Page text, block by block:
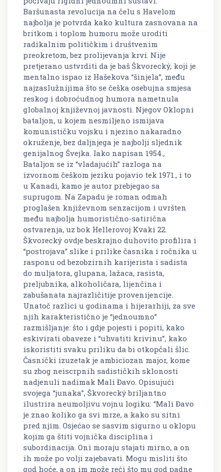
Baršunasta revolucija na čelu s Havelom
najbolja je potvrda kako kultura zasnovana na
britkom i toplom humoru može uroditi
radikalnim političkim i društvenim
preokretom, bez prolijevanja krvi. Nije
pretjerano ustvrditi da je baš Škvorecký, koji je
mentalno ispao iz Hašekova “šinjela”, među
najzaslužnijima što se češka osebujna smjesa
reskog i dobroćudnog humora nametnula
globalnoj književnoj javnosti. Njegov Oklopni
bataljon, u kojem nesmiljeno ismijava
komunističku vojsku i njezino nakaradno
okruženje, bez daljnjega je najbolji sljednik
genijalnog Švejka. Iako napisan 1954.,
Bataljon se iz “vladajućih” razloga na
izvornom češkom jeziku pojavio tek 1971., i to
u Kanadi, kamo je autor prebjegao sa
suprugom. Na Zapadu je roman odmah
proglašen književnom senzacijom i uvršten
među najbolja humoristično-satirična
ostvarenja, uz bok Hellerovoj Kvaki 22.
Škvorecký ovdje beskrajno duhovito profilira i
“postrojava” slike i prilike časnika i ročnika u
rasponu od bezobzirnih karijerista i sadista
do muljatora, glupana, lažaca, rasista,
preljubnika, alkoholičara, lijenčina i
zabušanata najrazličitije provenijencije.
Unatoč razlici u godinama i hijerarhiji, za sve
njih karakteristično je “jednoumno”
razmišljanje: što i gdje pojesti i popiti, kako
eskivirati obaveze i “uhvatiti krivinu”, kako
iskoristiti svaku priliku da bi otkopčali šlic.
Časnički izuzetak je ambiciozan major, kome
su zbog neiscrpnih sadističkih sklonosti
nadjenuli nadimak Mali Đavo. Opisujući
svojega “junaka”, Škvorecký briljantno
ilustrira neumoljivu vojnu logiku: “Mali Đavo
je znao koliko ga svi mrze, a kako su sitni
pred njim. Osjećao se sasvim sigurno u oklopu
kojim ga štiti vojnička disciplina i
subordinacija. Oni moraju stajati mirno, a on
ih može po volji zajebavati. Mogu misliti što
god hoće, a on im može reći što mu god padne